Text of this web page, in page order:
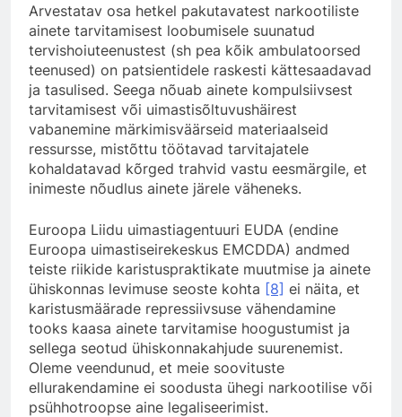
Arvestatav osa hetkel pakutavatest narkootiliste
ainete tarvitamisest loobumisele suunatud
tervishoiuteenustest (sh pea kõik ambulatoorsed
teenused) on patsientidele raskesti kättesaadavad
ja tasulised. Seega nõuab ainete kompulsiivsest
tarvitamisest või uimastisõltuvushäirest
vabanemine märkimisväärseid materiaalseid
ressursse, mistõttu töötavad tarvitajatele
kohaldatavad kõrged trahvid vastu eesmärgile, et
inimeste nõudlus ainete järele väheneks.
Euroopa Liidu uimastiagentuuri EUDA (endine
Euroopa uimastiseirekeskus EMCDDA) andmed
teiste riikide karistuspraktikate muutmise ja ainete
ühiskonnas levimuse seoste kohta [8] ei näita, et
karistusmäärade repressiivsuse vähendamine
tooks kaasa ainete tarvitamise hoogustumist ja
sellega seotud ühiskonnakahjude suurenemist.
Oleme veendunud, et meie soovituste
ellurakendamine ei soodusta ühegi narkootilise või
psühhotroopse aine legaliseerimist.